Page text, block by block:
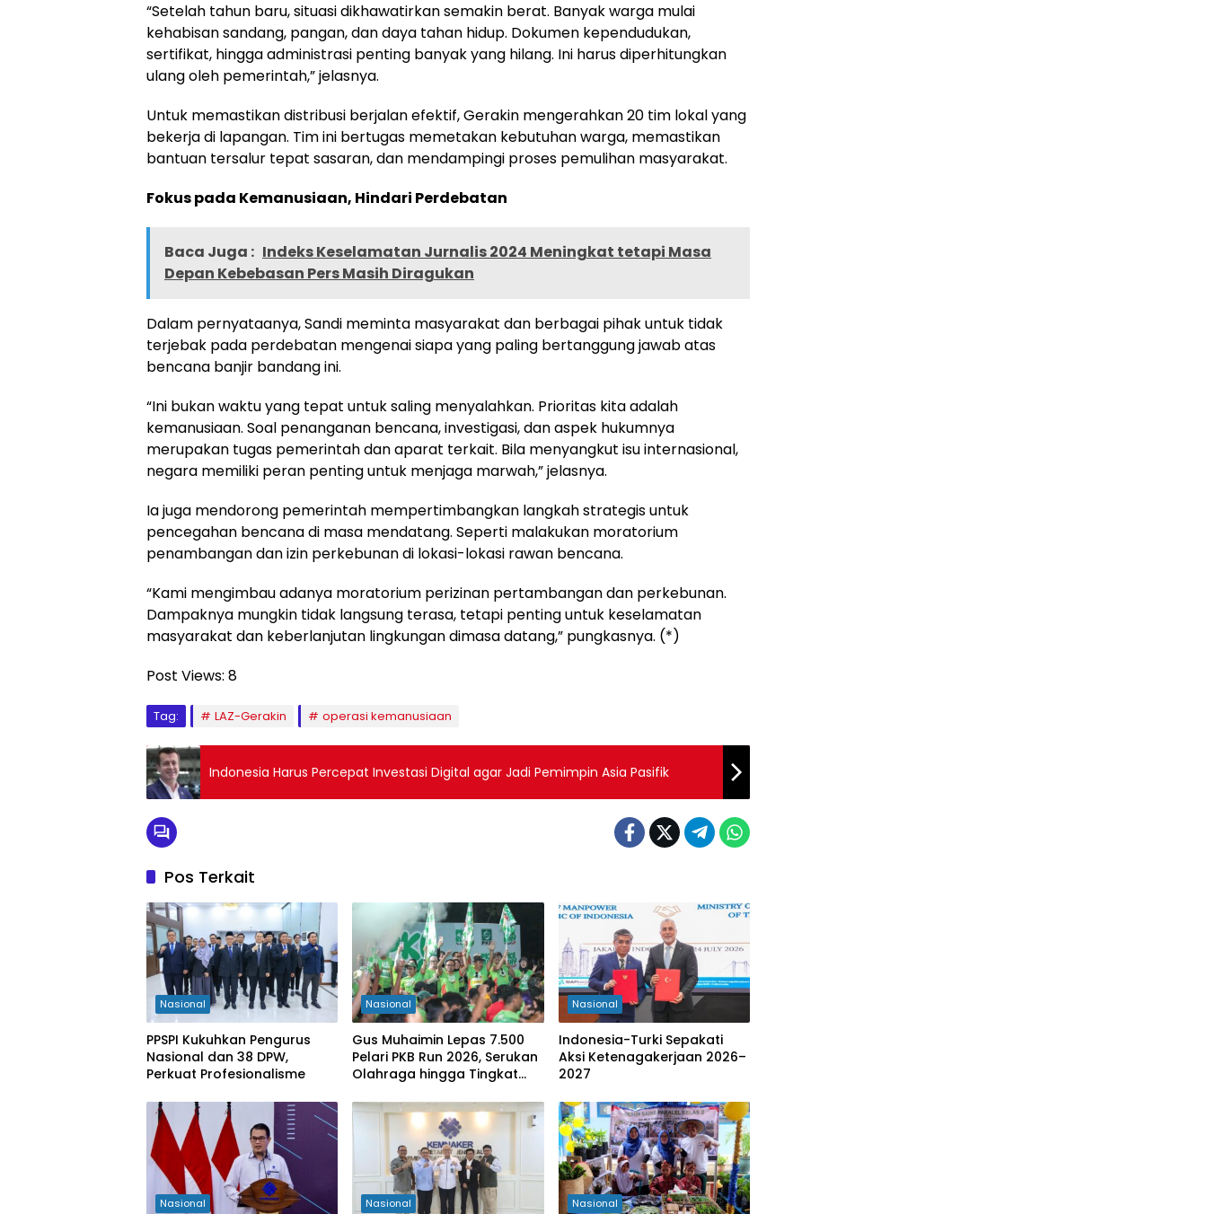
“Setelah tahun baru, situasi dikhawatirkan semakin berat. Banyak warga mulai
kehabisan sandang, pangan, dan daya tahan hidup. Dokumen kependudukan,
sertifikat, hingga administrasi penting banyak yang hilang. Ini harus diperhitungkan
ulang oleh pemerintah,” jelasnya.
Untuk memastikan distribusi berjalan efektif, Gerakin mengerahkan 20 tim lokal yang
bekerja di lapangan. Tim ini bertugas memetakan kebutuhan warga, memastikan
bantuan tersalur tepat sasaran, dan mendampingi proses pemulihan masyarakat.
Fokus pada Kemanusiaan, Hindari Perdebatan
Baca Juga : Indeks Keselamatan Jurnalis 2024 Meningkat tetapi Masa
Depan Kebebasan Pers Masih Diragukan
Dalam pernyataanya, Sandi meminta masyarakat dan berbagai pihak untuk tidak
terjebak pada perdebatan mengenai siapa yang paling bertanggung jawab atas
bencana banjir bandang ini.
“Ini bukan waktu yang tepat untuk saling menyalahkan. Prioritas kita adalah
kemanusiaan. Soal penanganan bencana, investigasi, dan aspek hukumnya
merupakan tugas pemerintah dan aparat terkait. Bila menyangkut isu internasional,
negara memiliki peran penting untuk menjaga marwah,” jelasnya.
Ia juga mendorong pemerintah mempertimbangkan langkah strategis untuk
pencegahan bencana di masa mendatang. Seperti malakukan moratorium
penambangan dan izin perkebunan di lokasi-lokasi rawan bencana.
“Kami mengimbau adanya moratorium perizinan pertambangan dan perkebunan.
Dampaknya mungkin tidak langsung terasa, tetapi penting untuk keselamatan
masyarakat dan keberlanjutan lingkungan dimasa datang,” pungkasnya. (*)
Post Views: 8
Tag: LAZ-Gerakin operasi kemanusiaan
Indonesia Harus Percepat Investasi Digital agar Jadi Pemimpin Asia Pasifik
Pos Terkait
Nasional
PPSPI Kukuhkan Pengurus
Nasional dan 38 DPW,
Perkuat Profesionalisme
Nasional
Gus Muhaimin Lepas 7.500
Pelari PKB Run 2026, Serukan
Olahraga hingga Tingkat
Nasional
Indonesia-Turki Sepakati
Aksi Ketenagakerjaan 2026–
2027
Nasional Nasional Nasional